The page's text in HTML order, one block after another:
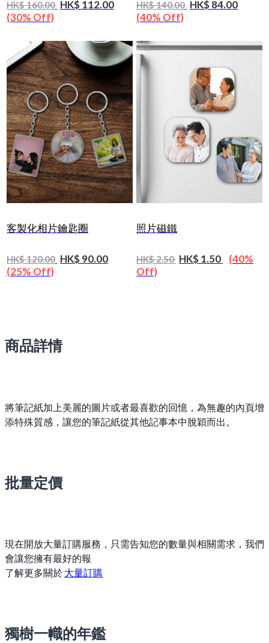
HK$ 160.00 HK$ 112.00
(30% Off)
HK$ 140.00 HK$ 84.00
(40% Off)
客製化相片鑰匙圈
HK$ 120.00 HK$ 90.00
(25% Off)
照片磁鐵
HK$ 2.50 HK$ 1.50
(40%
Off)
商品詳情
將筆記紙加上美麗的圖片或者最喜歡的回憶，為無趣的內頁增
添特殊質感，讓您的筆記紙從其他記事本中脫穎而出。
批量定價
現在開放大量訂購服務，只需告知您的數量與相關需求，我們
會讓您擁有最好的報
了解更多關於 大量訂購
獨樹一幟的年鑑